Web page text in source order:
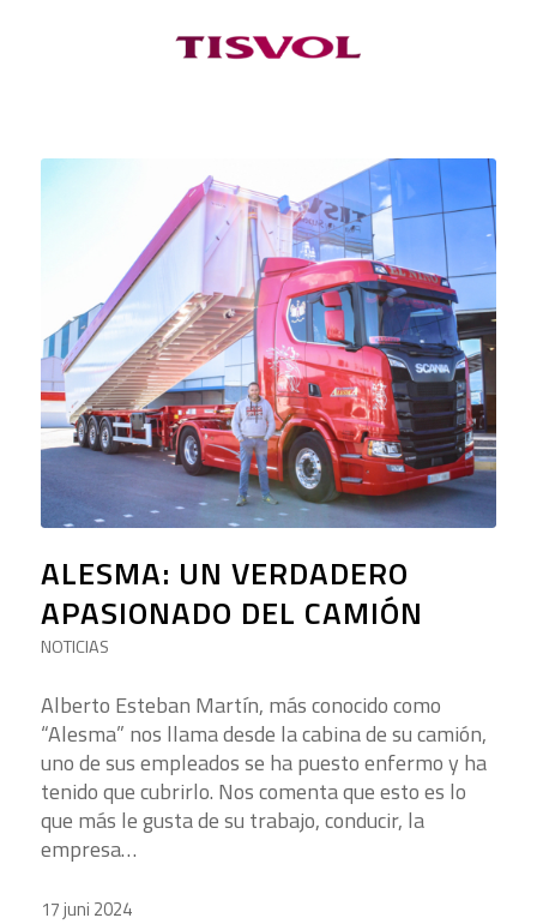
ALESMA: UN VERDADERO
APASIONADO DEL CAMIÓN
NOTICIAS
Alberto Esteban Martín, más conocido como
“Alesma” nos llama desde la cabina de su camión,
uno de sus empleados se ha puesto enfermo y ha
tenido que cubrirlo. Nos comenta que esto es lo
que más le gusta de su trabajo, conducir, la
empresa…
17 juni 2024